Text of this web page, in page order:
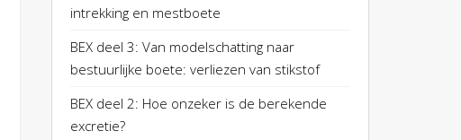
intrekking en mestboete
BEX deel 3: Van modelschatting naar
bestuurlijke boete: verliezen van stikstof
BEX deel 2: Hoe onzeker is de berekende
excretie?